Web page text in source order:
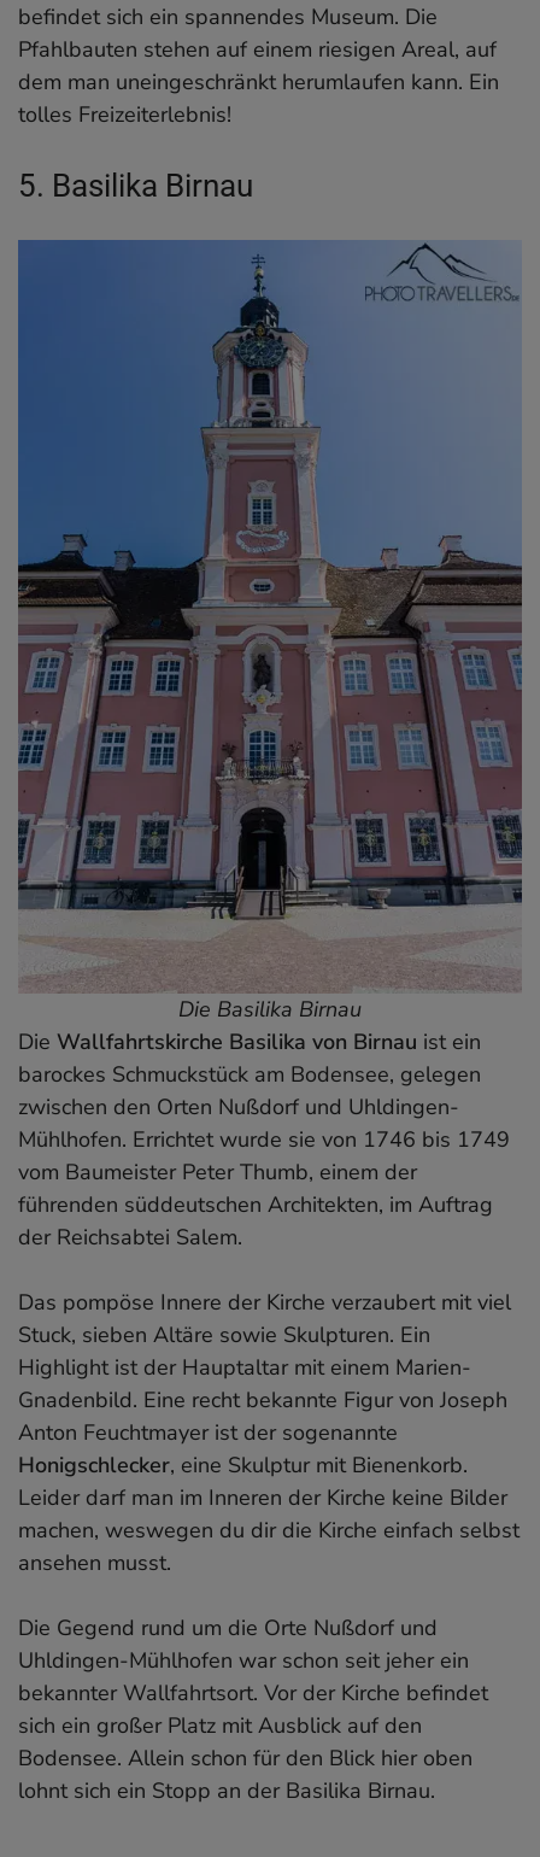
befindet sich ein spannendes Museum. Die
Pfahlbauten stehen auf einem riesigen Areal, auf
dem man uneingeschränkt herumlaufen kann. Ein
tolles Freizeiterlebnis!
5. Basilika Birnau
Die Basilika Birnau
Die Wallfahrtskirche Basilika von Birnau ist ein
barockes Schmuckstück am Bodensee, gelegen
zwischen den Orten Nußdorf und Uhldingen-
Mühlhofen. Errichtet wurde sie von 1746 bis 1749
vom Baumeister Peter Thumb, einem der
führenden süddeutschen Architekten, im Auftrag
der Reichsabtei Salem.
Das pompöse Innere der Kirche verzaubert mit viel
Stuck, sieben Altäre sowie Skulpturen. Ein
Highlight ist der Hauptaltar mit einem Marien-
Gnadenbild. Eine recht bekannte Figur von Joseph
Anton Feuchtmayer ist der sogenannte
Honigschlecker, eine Skulptur mit Bienenkorb.
Leider darf man im Inneren der Kirche keine Bilder
machen, weswegen du dir die Kirche einfach selbst
ansehen musst.
Die Gegend rund um die Orte Nußdorf und
Uhldingen-Mühlhofen war schon seit jeher ein
bekannter Wallfahrtsort. Vor der Kirche befindet
sich ein großer Platz mit Ausblick auf den
Bodensee. Allein schon für den Blick hier oben
lohnt sich ein Stopp an der Basilika Birnau.